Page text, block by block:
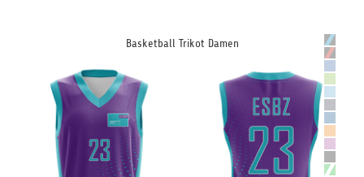
Basketball Trikot Damen